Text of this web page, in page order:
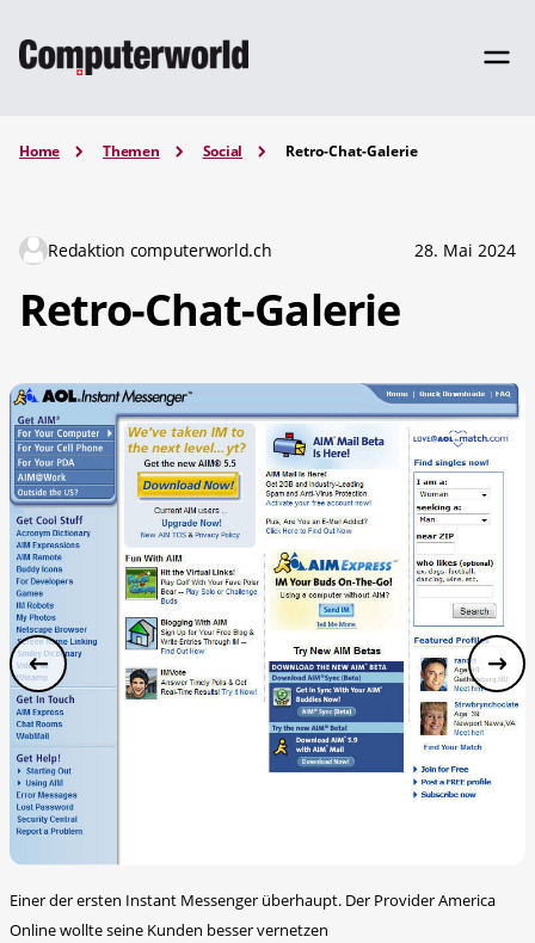
Home Themen Social Retro-Chat-Galerie
Redaktion computerworld.ch 28. Mai 2024
Retro-Chat-Galerie
Einer der ersten Instant Messenger überhaupt. Der Provider America
Online wollte seine Kunden besser vernetzen